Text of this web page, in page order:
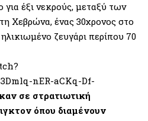
έξι νεκρούς, μεταξύ των
Χεβρώνα, ένας 30χρονος στο
ζευγάρι περίπου 70
nER-aCKq-Df-
σε στρατιωτική
όπου διαμένουν